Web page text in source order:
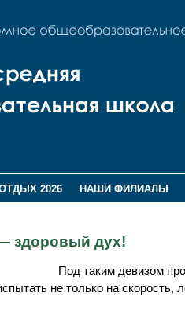
2026
НАШИ ФИЛИАЛЫ
здоровый дух!
Под таким девизом
не только на скорость,